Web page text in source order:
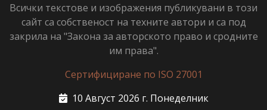
Всички текстове и изображения публикувани в този
сайт са собственост на техните автори и са под
закрила на "Закона за авторското право и сродните
им права".
Сертифициране по ISO 27001
10 Август 2026 г. Понеделник